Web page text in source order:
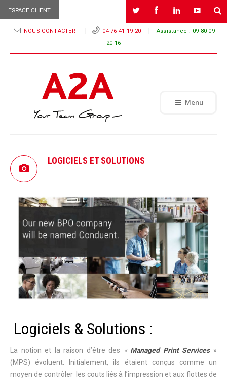
ESPACE CLIENT
NOUS CONTACTER 04 76 41 19 20 Assistance : 09 80 09
20 16
Menu
LOGICIELS ET SOLUTIONS
Logiciels & Solutions :
La notion et la raison d’être des « Managed Print Services»
(MPS) évoluent. Initialement, ils étaient conçus comme un
moyen de contrôler les couts liés à l’impression et aux flottes de